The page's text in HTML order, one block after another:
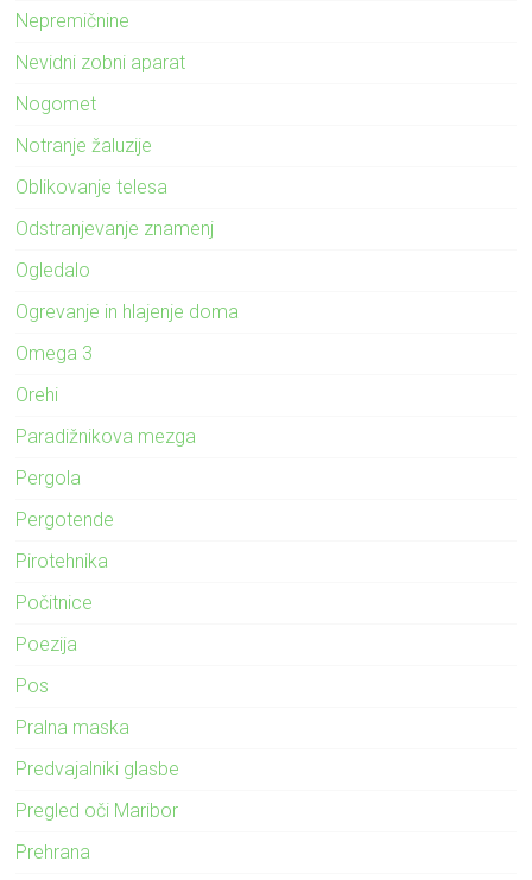
Nepremičnine
Nevidni zobni aparat
Nogomet
Notranje žaluzije
Oblikovanje telesa
Odstranjevanje znamenj
Ogledalo
Ogrevanje in hlajenje doma
Omega 3
Orehi
Paradižnikova mezga
Pergola
Pergotende
Pirotehnika
Počitnice
Poezija
Pos
Pralna maska
Predvajalniki glasbe
Pregled oči Maribor
Prehrana